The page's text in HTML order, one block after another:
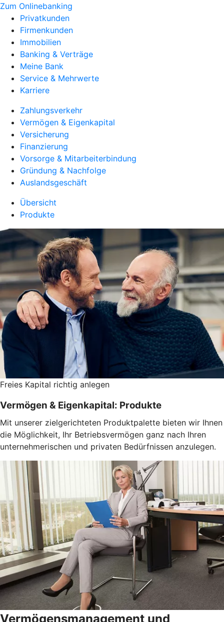
Zum Onlinebanking
Privatkunden
Firmenkunden
Immobilien
Banking & Verträge
Meine Bank
Service & Mehrwerte
Karriere
Zahlungsverkehr
Vermögen & Eigenkapital
Versicherung
Finanzierung
Vorsorge & Mitarbeiterbindung
Gründung & Nachfolge
Auslandsgeschäft
Übersicht
Produkte
Freies Kapital richtig anlegen
Vermögen & Eigenkapital: Produkte
Mit unserer zielgerichteten Produktpalette bieten wir Ihnen
die Möglichkeit, Ihr Betriebsvermögen ganz nach Ihren
unternehmerischen und privaten Bedürfnissen anzulegen.
Vermögensmanagement und